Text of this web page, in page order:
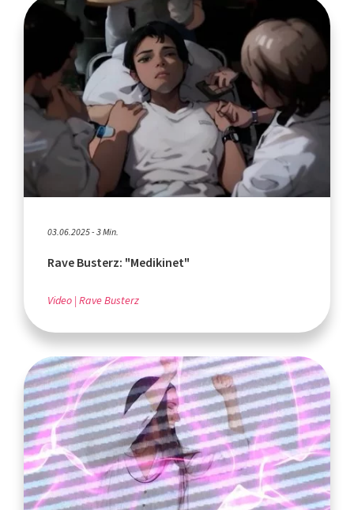
03.06.2025 - 3 Min.
Rave Busterz: "Medikinet"
Video Rave Busterz